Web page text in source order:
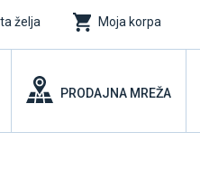
želja Moja korpa
PRODAJNA MREŽA